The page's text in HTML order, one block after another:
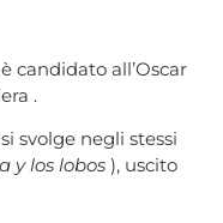
candidato all’Oscar
.
svolge negli stessi
y los lobos ), uscito